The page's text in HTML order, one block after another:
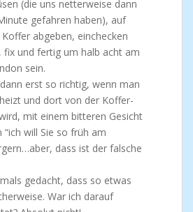
(die uns netterweise dann
gefahren haben), auf
abgeben, einchecken
und fertig um halb acht am
sein.
erst so richtig, wenn man
und dort von der Koffer-
mit einem bitteren Gesicht
will Sie so früh am
dass ist der falsche
gedacht, dass so etwas
War ich darauf